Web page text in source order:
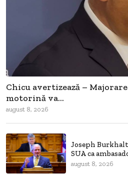
Chicu avertizează –
motorină va...
august 8, 2026
Joseph
SUA ca
august 8, 2026